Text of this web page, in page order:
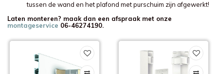
tussen de wand en het plafond met purschuim zijn afgewerkt!
Laten monteren? maak dan een afspraak met onze
montageservice 06-46274190.